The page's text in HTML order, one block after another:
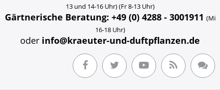
13 und 14-16 Uhr) (Fr 8-13 Uhr)
Gärtnerische Beratung: +49 (0) 4288 - 3001911 (Mi
16-18 Uhr)
oder info@kraeuter-und-duftpflanzen.de